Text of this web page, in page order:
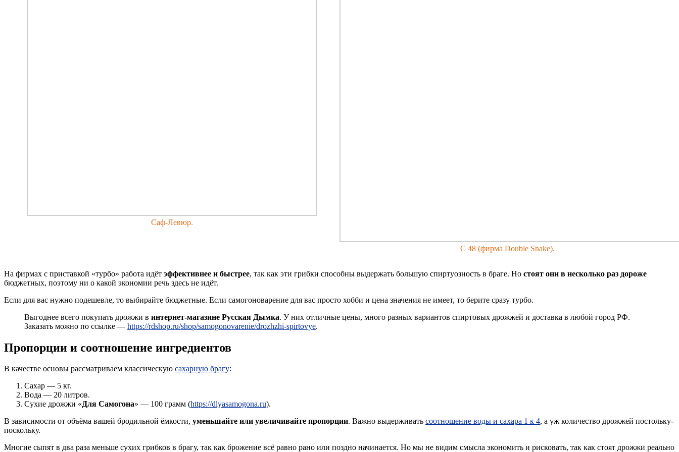
Саф-Левюр.
С 48 (фирма Double Snake).
На фирмах с приставкой «турбо» работа идёт эффективнее и быстрее, так как эти грибки способны выдержать большую спиртуозность в браге. Но стоят они в несколько раз дороже
бюджетных, поэтому ни о какой экономии речь здесь не идёт.
Если для вас нужно подешевле, то выбирайте бюджетные. Если самогоноварение для вас просто хобби и цена значения не имеет, то берите сразу турбо.
Выгоднее всего покупать дрожжи в интернет-магазине Русская Дымка. У них отличные цены, много разных вариантов спиртовых дрожжей и доставка в любой город РФ.
Заказать можно по ссылке — https://rdshop.ru/shop/samogonovarenie/drozhzhi-spirtovye.
Пропорции и соотношение ингредиентов
В качестве основы рассматриваем классическую сахарную брагу:
Сахар — 5 кг.
Вода — 20 литров.
Сухие дрожжи «Для Самогона» — 100 грамм (https://dlyasamogona.ru).
В зависимости от объёма вашей бродильной ёмкости, уменьшайте или увеличивайте пропорции. Важно выдерживать соотношение воды и сахара 1 к 4, а уж количество дрожжей постольку-
поскольку.
Многие сыпят в два раза меньше сухих грибков в брагу, так как брожение всё равно рано или поздно начинается. Но мы не видим смысла экономить и рисковать, так как стоят дрожжи реально